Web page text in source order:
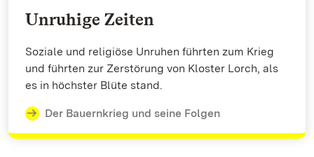
Unruhige Zeiten
Soziale und religiöse Unruhen führten zum Krieg
und führten zur Zerstörung von Kloster Lorch, als
es in höchster Blüte stand.
Der Bauernkrieg und seine Folgen